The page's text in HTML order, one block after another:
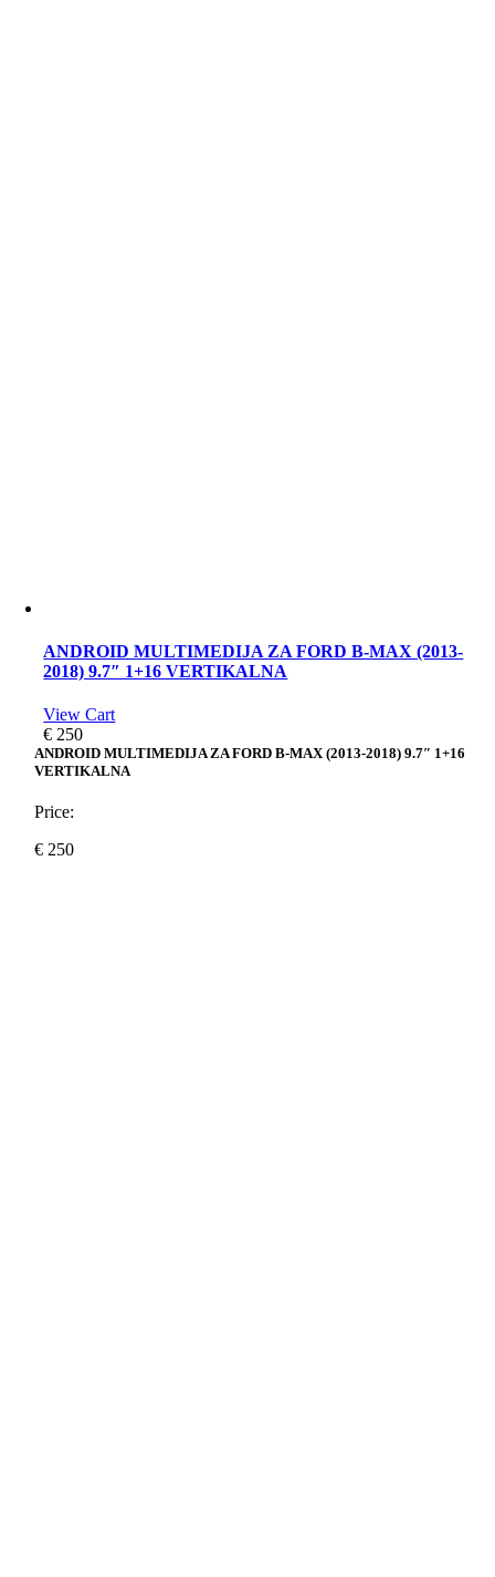
ANDROID MULTIMEDIJA ZA FORD B-MAX (2013-
2018) 9.7″ 1+16 VERTIKALNA
View Cart
€ 250
ANDROID MULTIMEDIJA ZA FORD B-MAX (2013-2018) 9.7″ 1+16
VERTIKALNA
Price:
€ 250